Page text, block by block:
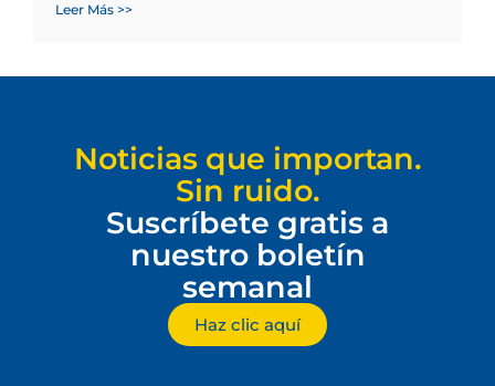
Leer Más >>
Noticias que importan.
Sin ruido.
Suscríbete gratis a
nuestro boletín
semanal
Haz clic aquí